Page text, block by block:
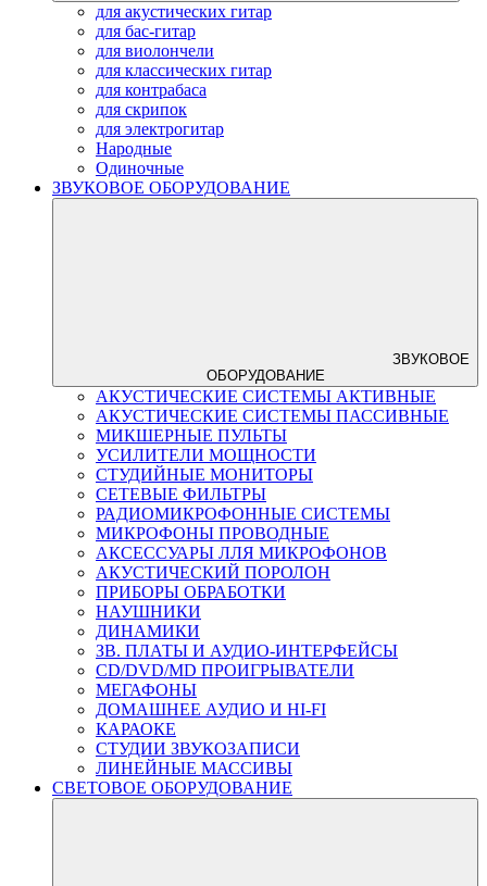
для акустических гитар
для бас-гитар
для виолончели
для классических гитар
для контрабаса
для скрипок
для электрогитар
Народные
Одиночные
ЗВУКОВОЕ ОБОРУДОВАНИЕ
ЗВУКОВОЕ
ОБОРУДОВАНИЕ
АКУСТИЧЕСКИЕ СИСТЕМЫ АКТИВНЫЕ
АКУСТИЧЕСКИЕ СИСТЕМЫ ПАССИВНЫЕ
МИКШЕРНЫЕ ПУЛЬТЫ
УСИЛИТЕЛИ МОЩНОСТИ
СТУДИЙНЫЕ МОНИТОРЫ
СЕТЕВЫЕ ФИЛЬТРЫ
РАДИОМИКРОФОННЫЕ СИСТЕМЫ
МИКРОФОНЫ ПРОВОДНЫЕ
АКСЕССУАРЫ ЛЛЯ МИКРОФОНОВ
АКУСТИЧЕСКИЙ ПОРОЛОН
ПРИБОРЫ ОБРАБОТКИ
НАУШНИКИ
ДИНАМИКИ
ЗВ. ПЛАТЫ И АУДИО-ИНТЕРФЕЙСЫ
CD/DVD/MD ПРОИГРЫВАТЕЛИ
МЕГАФОНЫ
ДОМАШНЕЕ АУДИО И HI-FI
КАРАОКЕ
СТУДИИ ЗВУКОЗАПИСИ
ЛИНЕЙНЫЕ МАССИВЫ
СВЕТОВОЕ ОБОРУДОВАНИЕ